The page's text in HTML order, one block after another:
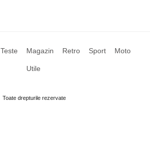
Teste Magazin Retro Sport Moto
Utile
Toate drepturile rezervate